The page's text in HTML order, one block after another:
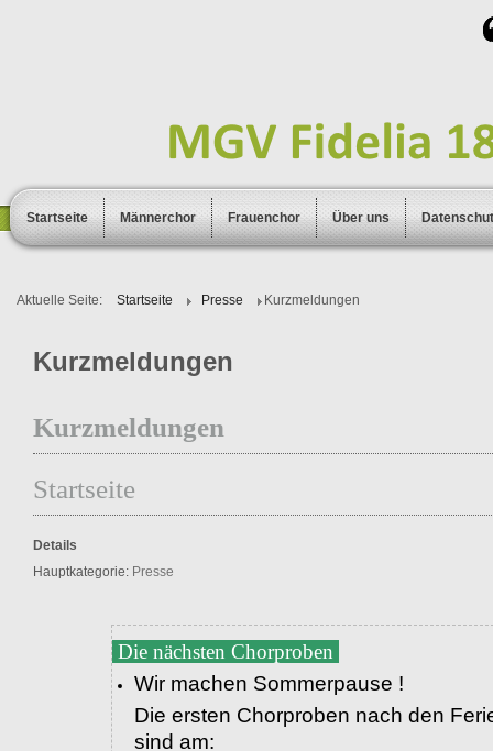
Startseite Männerchor Frauenchor Über uns
Aktuelle Seite: Startseite Presse Kurzmeldungen
Kurzmeldungen
Kurzmeldungen
Startseite
Details
Hauptkategorie: Presse
Die nächsten Chorproben
Wir machen Sommerpause !
Die ersten Chorproben nach den
sind am: